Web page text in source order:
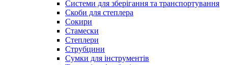
Системи для зберігання та транспортування
Скоби для степлера
Сокири
Стамески
Степлери
Струбцини
Сумки для інструментів